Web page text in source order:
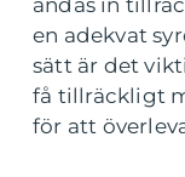
en adekvat
sätt är det
få tillräckligt
för att